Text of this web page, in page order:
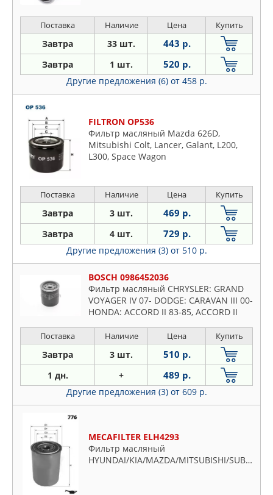
Поставка Наличие Цена Купить
Завтра 33 шт. 443 р.
Завтра 1 шт. 520 р.
Другие предложения (6) от 458 р.
FILTRON OP536
Фильтр масляный Mazda 626D,
Mitsubishi Colt, Lancer, Galant, L200,
L300, Space Wagon
Поставка Наличие Цена Купить
Завтра 3 шт. 469 р.
Завтра 4 шт. 729 р.
Другие предложения (3) от 510 р.
BOSCH 0986452036
Фильтр масляный CHRYSLER: GRAND
VOYAGER IV 07- DODGE: CARAVAN III 00-
HONDA: ACCORD II 83-85, ACCORD II
ACCORD III Aerodec
Поставка Наличие Цена Купить
Завтра 3 шт. 510 р.
1 дн. + 489 р.
Другие предложения (3) от 609 р.
MECAFILTER ELH4293
Фильтр масляный
HYUNDAI/KIA/MAZDA/MITSUBISHI/SUBARU/SUZUKI